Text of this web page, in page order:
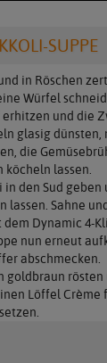
SUPPE
in Röschen
Würfel
erhitzen und die
glasig dünsten,
die
lassen.
in den Sud
lassen. Sahne
Dynamic 4-
nun erneut
abschmecken.
goldbraun rösten
Löffel Crème